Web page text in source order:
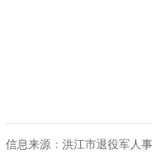
信息来源：洪江市退役军人